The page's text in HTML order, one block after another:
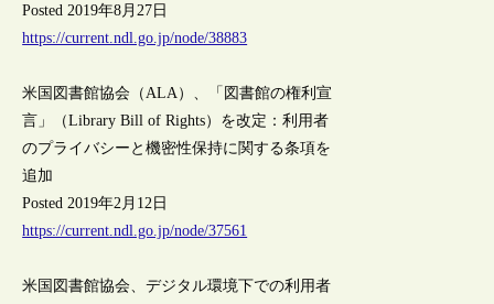
Posted 2019年8月27日
https://current.ndl.go.jp/node/38883
米国図書館協会（ALA）、「図書館の権利宣
言」（Library Bill of Rights）を改定：利用者
のプライバシーと機密性保持に関する条項を
追加
Posted 2019年2月12日
https://current.ndl.go.jp/node/37561
米国図書館協会、デジタル環境下での利用者